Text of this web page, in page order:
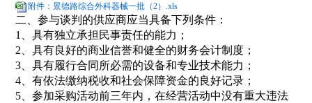
附件：景德路综合外科器械一批（2）.xls
二、参与谈判的供应商应当具备下列条件：
1、具有独立承担民事责任的能力；
2、具有良好的商业信誉和健全的财务会计制度；
3、具有履行合同所必需的设备和专业技术能力；
4、有依法缴纳税收和社会保障资金的良好记录；
5、参加采购活动前三年内，在经营活动中没有重大违法